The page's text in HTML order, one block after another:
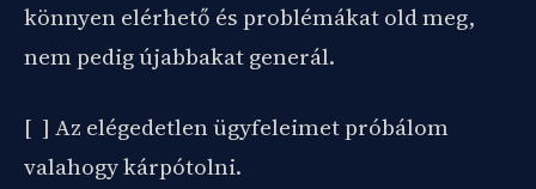
könnyen elérhető és problémákat old meg,
nem pedig újabbakat generál.
[ ] Az elégedetlen ügyfeleimet próbálom
valahogy kárpótolni.